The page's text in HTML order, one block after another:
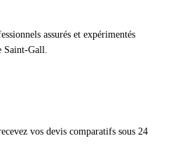
assurés et expérimentés
Saint-Gall.
vos devis comparatifs sous 24